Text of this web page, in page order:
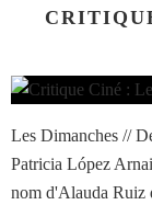
Les Dimanches //
Patricia López
nom d'Alauda Ruiz